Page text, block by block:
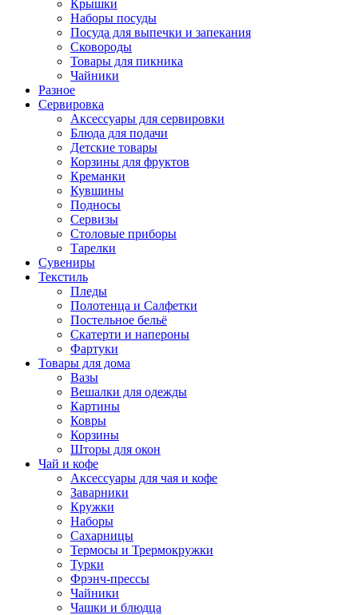
Крышки
Наборы посуды
Посуда для выпечки и запекания
Сковороды
Товары для пикника
Чайники
Разное
Сервировка
Аксессуары для сервировки
Блюда для подачи
Детские товары
Корзины для фруктов
Креманки
Кувшины
Подносы
Сервизы
Столовые приборы
Тарелки
Сувениры
Текстиль
Пледы
Полотенца и Салфетки
Постельное бельё
Скатерти и напероны
Фартуки
Товары для дома
Вазы
Вешалки для одежды
Картины
Ковры
Корзины
Шторы для окон
Чай и кофе
Аксессуары для чая и кофе
Заварники
Кружки
Наборы
Сахарницы
Термосы и Трермокружки
Турки
Фрэнч-прессы
Чайники
Чашки и блюдца